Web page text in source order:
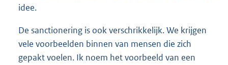
idee.
De sanctionering is ook verschrikkelijk. We krijgen
vele voorbeelden binnen van mensen die zich
gepakt voelen. Ik noem het voorbeeld van een